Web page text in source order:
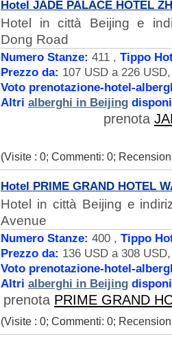
Hotel JADE PALACE HOTEL
Hotel in città Beijing e
Dong Road
Numero Stanze: 411 , Tippo
Prezzo da: 107 USD a 226
Voto prenotazione-hotel-
Altri alberghi in Beijing
prenota
(Visite : 0; Commenti: 0;
Hotel PRIME GRAND HOTEL
Hotel in città Beijing e
Avenue
Numero Stanze: 400 , Tippo
Prezzo da: 136 USD a 308
Voto prenotazione-hotel-
Altri alberghi in Beijing
prenota PRIME GRAND
(Visite : 0; Commenti: 0;